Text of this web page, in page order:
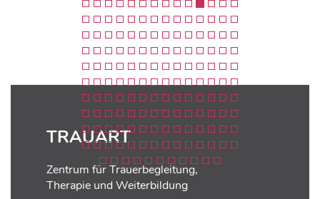
TRAUART
Zentrum für Trauerbegleitung,
Therapie und Weiterbildung